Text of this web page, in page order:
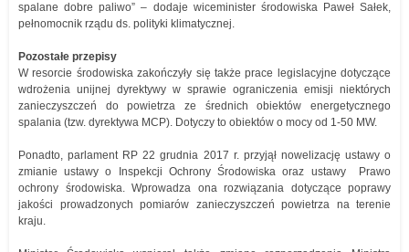
spalane dobre paliwo” – dodaje wiceminister środowiska Paweł Sałek,
pełnomocnik rządu ds. polityki klimatycznej.
Pozostałe przepisy
W resorcie środowiska zakończyły się także prace legislacyjne dotyczące
wdrożenia unijnej dyrektywy w sprawie ograniczenia emisji niektórych
zanieczyszczeń do powietrza ze średnich obiektów energetycznego
spalania (tzw. dyrektywa MCP). Dotyczy to obiektów o mocy od 1-50 MW.
Ponadto, parlament RP 22 grudnia 2017 r. przyjął nowelizację ustawy o
zmianie ustawy o Inspekcji Ochrony Środowiska oraz ustawy Prawo
ochrony środowiska. Wprowadza ona rozwiązania dotyczące poprawy
jakości prowadzonych pomiarów zanieczyszczeń powietrza na terenie
kraju.